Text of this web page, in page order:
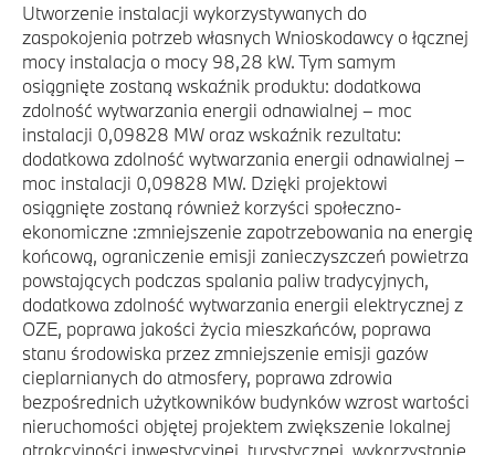
Utworzenie instalacji wykorzystywanych do
zaspokojenia potrzeb własnych Wnioskodawcy o łącznej
mocy instalacja o mocy 98,28 kW. Tym samym
osiągnięte zostaną wskaźnik produktu: dodatkowa
zdolność wytwarzania energii odnawialnej – moc
instalacji 0,09828 MW oraz wskaźnik rezultatu:
dodatkowa zdolność wytwarzania energii odnawialnej –
moc instalacji 0,09828 MW. Dzięki projektowi
osiągnięte zostaną również korzyści społeczno-
ekonomiczne :zmniejszenie zapotrzebowania na energię
końcową, ograniczenie emisji zanieczyszczeń powietrza
powstających podczas spalania paliw tradycyjnych,
dodatkowa zdolność wytwarzania energii elektrycznej z
OZE, poprawa jakości życia mieszkańców, poprawa
stanu środowiska przez zmniejszenie emisji gazów
cieplarnianych do atmosfery, poprawa zdrowia
bezpośrednich użytkowników budynków wzrost wartości
nieruchomości objętej projektem zwiększenie lokalnej